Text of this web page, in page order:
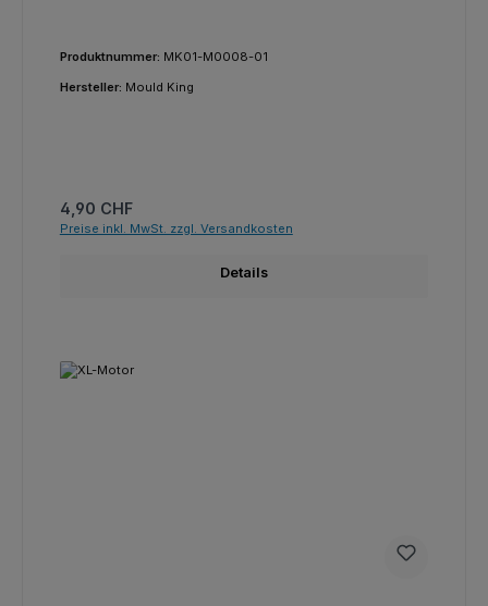
Produktnummer: MK01-M0008-01
Hersteller: Mould King
Regulärer Preis:
4,90 CHF
Preise inkl. MwSt. zzgl. Versandkosten
Details